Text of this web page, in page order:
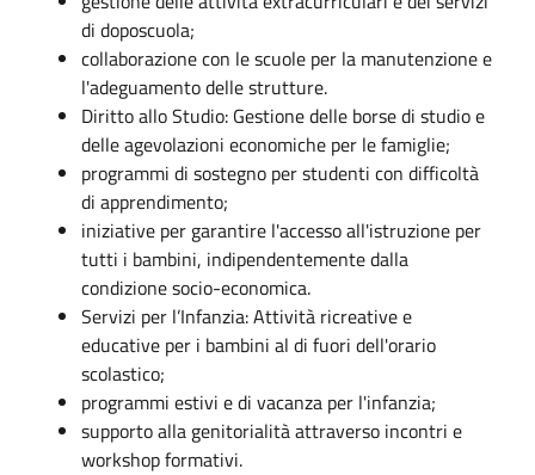
di doposcuola;
collaborazione con le scuole per la manutenzione e
l'adeguamento delle strutture.
Diritto allo Studio: Gestione delle borse di studio e
delle agevolazioni economiche per le famiglie;
programmi di sostegno per studenti con difficoltà
di apprendimento;
iniziative per garantire l'accesso all'istruzione per
tutti i bambini, indipendentemente dalla
condizione socio-economica.
Servizi per l’Infanzia: Attività ricreative e
educative per i bambini al di fuori dell'orario
scolastico;
programmi estivi e di vacanza per l'infanzia;
supporto alla genitorialità attraverso incontri e
workshop formativi.